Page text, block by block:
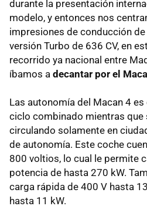
durante la presentación
modelo, y entonces nos
impresiones de conducción
versión Turbo de 636 CV, en
recorrido ya nacional entre
íbamos a decantar por el
Las autonomía del Macan 4 es
ciclo combinado mientras que
circulando solamente en
de autonomía. Este coche
800 voltios, lo cual le permite
potencia de hasta 270 kW.
carga rápida de 400 V hasta
hasta 11 kW.